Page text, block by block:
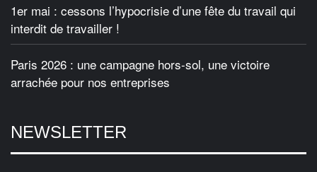
1er mai : cessons l’hypocrisie d’une fête du travail qui
interdit de travailler !
Paris 2026 : une campagne hors-sol, une victoire
arrachée pour nos entreprises
NEWSLETTER